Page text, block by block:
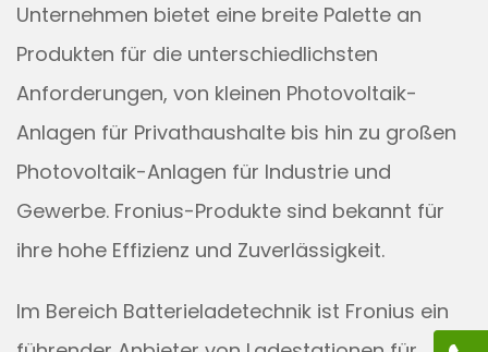
Unternehmen bietet eine breite Palette an
Produkten für die unterschiedlichsten
Anforderungen, von kleinen Photovoltaik-
Anlagen für Privathaushalte bis hin zu großen
Photovoltaik-Anlagen für Industrie und
Gewerbe. Fronius-Produkte sind bekannt für
ihre hohe Effizienz und Zuverlässigkeit.
Im Bereich Batterieladetechnik ist Fronius ein